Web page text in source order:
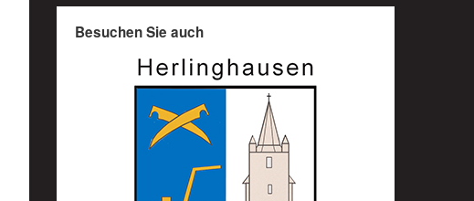
Besuchen Sie auch